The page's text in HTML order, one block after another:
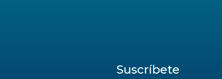
Suscríbete